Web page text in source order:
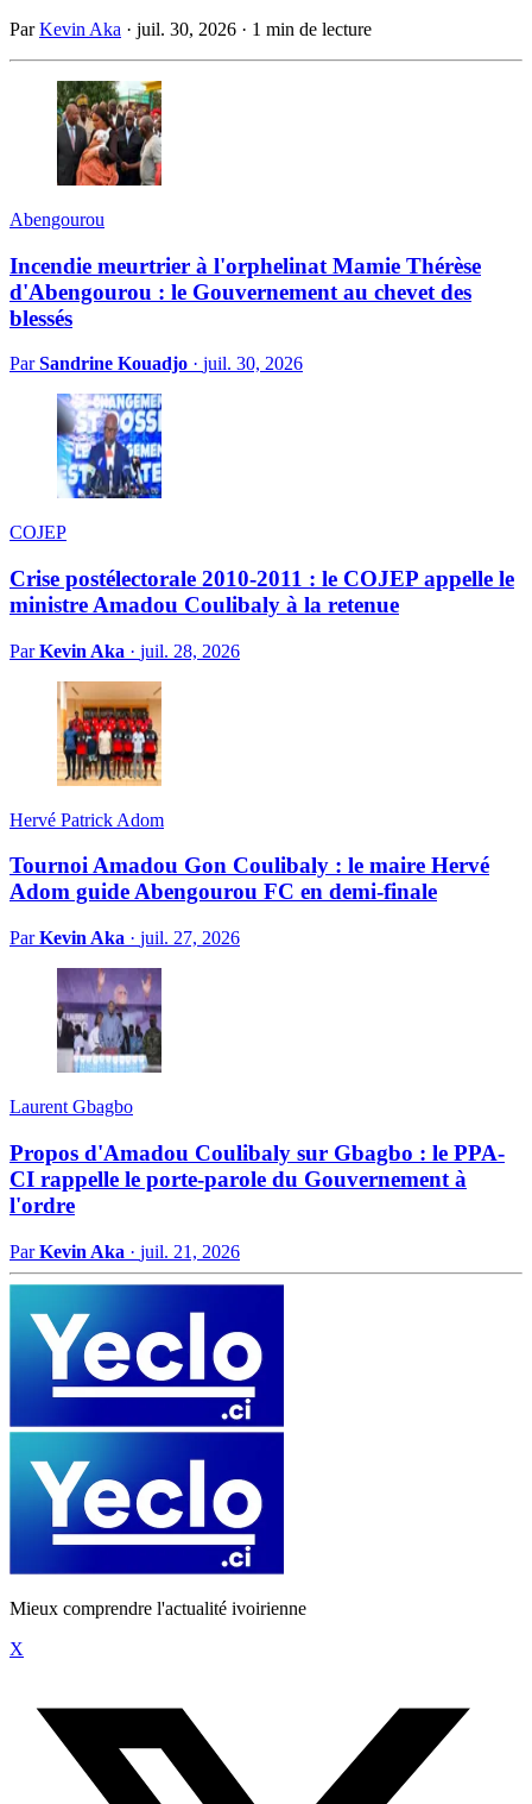
ParKevin Aka · juil. 30, 2026 · 1 min de lecture
Abengourou
Incendie meurtrier à l'orphelinat Mamie Thérèse
d'Abengourou : le Gouvernement au chevet des
blessés
ParSandrine Kouadjo · juil. 30, 2026
COJEP
Crise postélectorale 2010-2011 : le COJEP appelle le
ministre Amadou Coulibaly à la retenue
ParKevin Aka · juil. 28, 2026
Hervé Patrick Adom
Tournoi Amadou Gon Coulibaly : le maire Hervé
Adom guide Abengourou FC en demi-finale
ParKevin Aka · juil. 27, 2026
Laurent Gbagbo
Propos d'Amadou Coulibaly sur Gbagbo : le PPA-
CI rappelle le porte-parole du Gouvernement à
l'ordre
ParKevin Aka · juil. 21, 2026
Mieux comprendre l'actualité ivoirienne
X